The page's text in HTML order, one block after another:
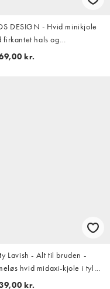
DESIGN - Hvid minikjole
firkantet hals og
kr.
Lavish - Alt til bruden -
hvid midaxi-kjole i tyl
perlebesat blomstermønster
kr.